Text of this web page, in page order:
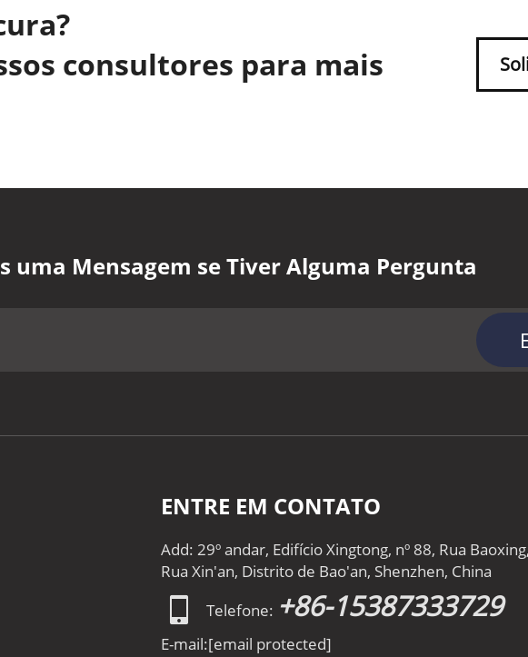
consultores para mais
uma Mensagem se Tiver Alguma Pergunta
ENTRE EM CONTATO
Add: 29º andar, Edifício Xingtong, nº 88, Rua
Rua Xin'an, Distrito de Bao'an, Shenzhen, China
Telefone: +86-15387333729
E-mail:[email protected]